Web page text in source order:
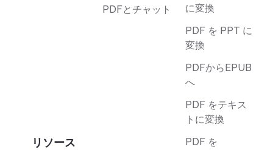
リソース
PDFとチャット
に変換
PDF を PPT に
変換
PDFからEPUB
へ
PDF をテキス
トに変換
PDF を